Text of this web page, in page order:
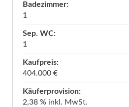
Badezimmer:
1
Sep. WC:
1
Kaufpreis:
404.000 €
Käuferprovision:
2,38 % inkl. MwSt.